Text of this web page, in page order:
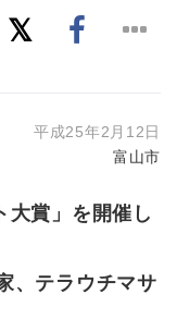
平成25年2月12日
富山市
大賞」を開催し
、テラウチマサ